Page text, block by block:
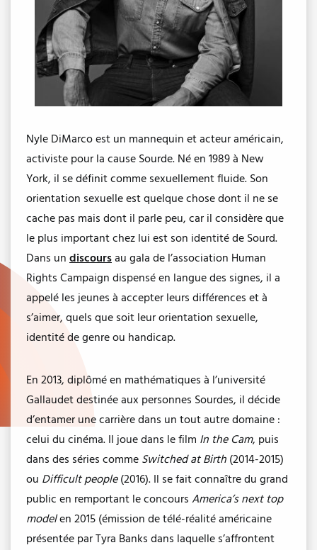
Nyle DiMarco est un mannequin et acteur américain,
activiste pour la cause Sourde. Né en 1989 à New
York, il se définit comme sexuellement fluide. Son
orientation sexuelle est quelque chose dont il ne se
cache pas mais dont il parle peu, car il considère que
le plus important chez lui est son identité de Sourd.
Dans un discoursau gala de l’association Human
Rights Campaign dispensé en langue des signes, il a
appelé les jeunes à accepter leurs différences et à
s’aimer, quels que soit leur orientation sexuelle,
identité de genre ou handicap.
En 2013, diplômé en mathématiques à l’université
Gallaudet destinée aux personnes Sourdes, il décide
d’entamer une carrière dans un tout autre domaine :
celui du cinéma. Il joue dans le film In the Cam, puis
dans des séries comme Switched at Birth (2014-2015)
ou Difficult people(2016). Il se fait connaître du grand
public en remportant le concours America’s next top
modelen 2015 (émission de télé-réalité américaine
présentée par Tyra Banks dans laquelle s’affrontent